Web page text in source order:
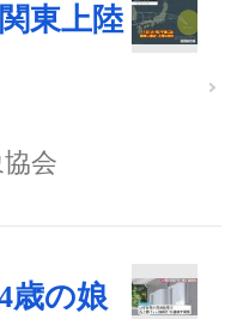
東上陸
会
歳の娘